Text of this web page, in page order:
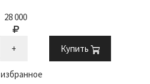
28 000
+ Купить